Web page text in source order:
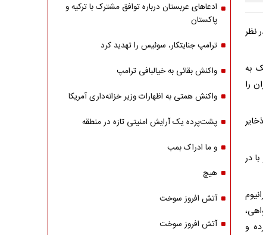
نظر
به
را
در
و
ادعاهای عربستان درباره توافق مشترک با ترکیه و
پاکستان
ترامپ جنایتکار، سوئیس را تهدید کرد
واکنش بقائی به خیالبافی ترامپ
واکنش همتی به اظهارات وزیر خزانه‌داری آمریکا
پشت‌پرده یک آرایش امنیتی تازه در منطقه
و ما ادراک بمب
هیچ
آتش افروز سوخت
آتش افروز سوخت